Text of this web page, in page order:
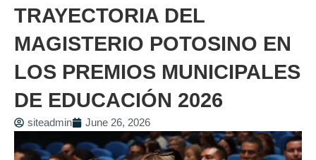
TRAYECTORIA DEL
MAGISTERIO POTOSINO EN
LOS PREMIOS MUNICIPALES
DE EDUCACIÓN 2026
siteadmin June 26, 2026